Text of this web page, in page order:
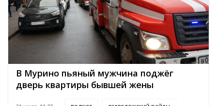
В Мурино пьяный мужчина поджёг
дверь квартиры бывшей жены